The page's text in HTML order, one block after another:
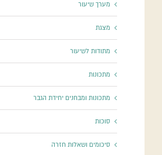
מערך שיעור
מצגת
מתודות לשיעור
מתכונות
מתכונות ומבחנים יחידת הגבר
סוכות
סיכומים ושאלות חזרה